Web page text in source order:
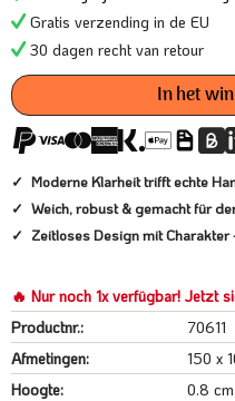
Gratis verzending in de EU
30 dagen recht van retour
In het
Moderne Klarheit trifft echte
Weich, robust & gemacht für
Zeitloses Design mit
🔥 Nur noch 1x verfügbar! Jetzt
Productnr.:
70611
Afmetingen:
150 x
Hoogte:
0.8 cm